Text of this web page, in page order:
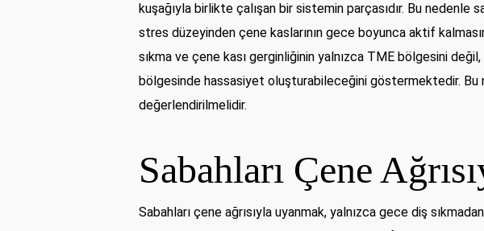
kuşağıyla birlikte çalışan bir sistemin parçasıdır. Bu nedenle
stres düzeyinden çene kaslarının gece boyunca aktif
sıkma ve çene kası gerginliğinin yalnızca TME bölgesini
bölgesinde hassasiyet oluşturabileceğini göstermektedir. Bu
değerlendirilmelidir.
Sabahları Çene
Sabahları çene ağrısıyla uyanmak, yalnızca gece diş